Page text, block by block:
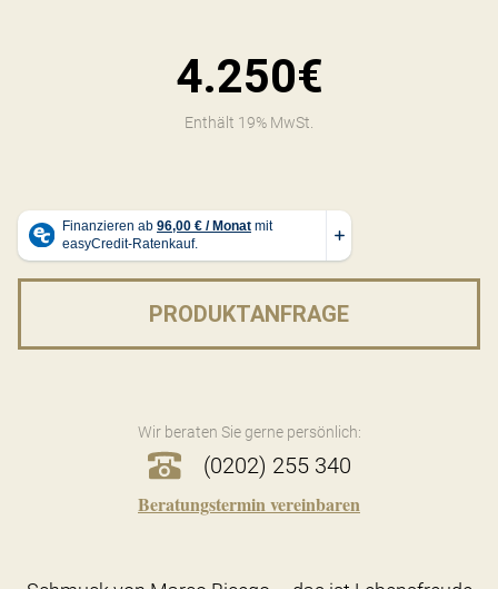
4.250€
Enthält 19% MwSt.
PRODUKTANFRAGE
Wir beraten Sie gerne persönlich:
(0202) 255 340
Beratungstermin vereinbaren